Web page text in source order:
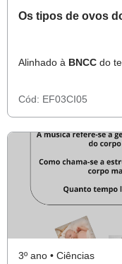
Os tipos de ovos
Alinhado à BNCC do
Cód: EF03CI05
3º ano • Ciências